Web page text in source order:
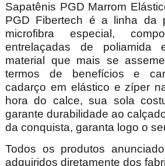
Sapatênis PGD Marrom
PGD Fibertech é a linha da
microfibra especial,
entrelaçadas de
material que mais se
termos de benefícios e
cadarço em elástico e zíper
hora do calce, sua sola
garante durabilidade ao
da conquista, garanta logo o
Todos os produtos
adquiridos diretamente dos